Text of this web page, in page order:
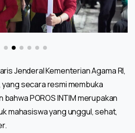
Jenderal Kementerian Agama RI,
yang secara resmi membuka
POROS INTIM merupakan
mahasiswa yang unggul, sehat,